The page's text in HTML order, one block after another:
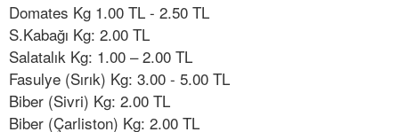
Domates Kg 1.00 TL - 2.50 TL
S.Kabağı Kg: 2.00 TL
Salatalık Kg: 1.00 – 2.00 TL
Fasulye (Sırık) Kg: 3.00 - 5.00 TL
Biber (Sivri) Kg: 2.00 TL
Biber (Çarliston) Kg: 2.00 TL